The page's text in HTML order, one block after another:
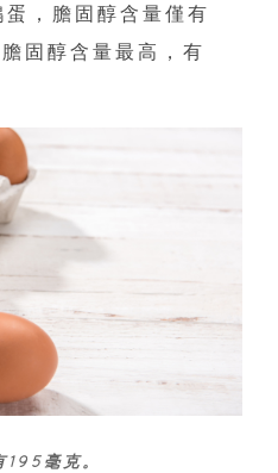
，膽固醇含量僅有
固醇含量最高，有
毫克。